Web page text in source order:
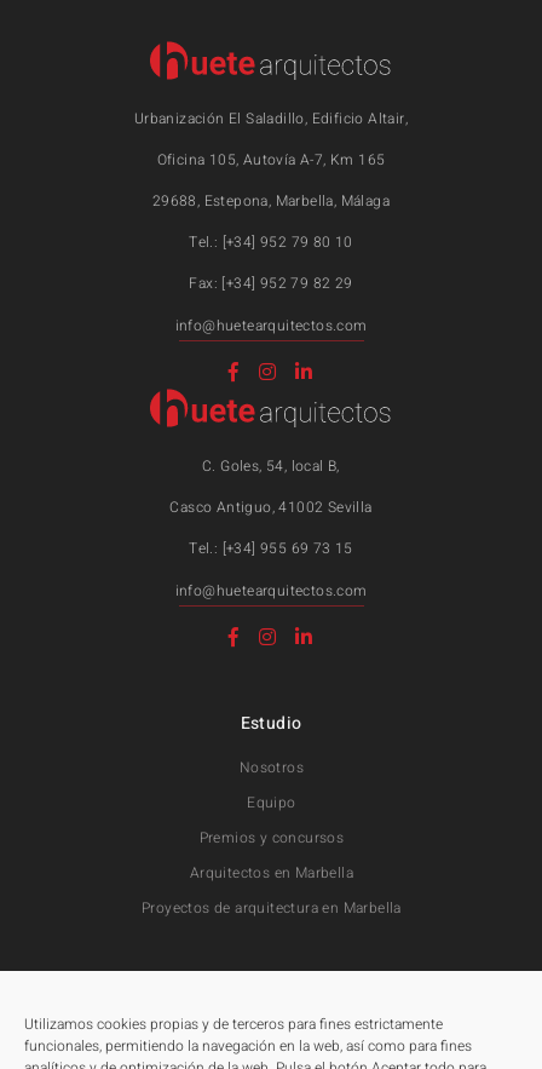
Utilizamos cookies propias y de terceros para fines estrictamente
funcionales, permitiendo la navegación en la web, así como para fines
Urbanización El Saladillo, Edificio Altair,
Oficina 105, Autovía A-7, Km 165
29688, Estepona, Marbella, Málaga
Tel.: [+34] 952 79 80 10
Fax: [+34] 952 79 82 29
info@huetearquitectos.com
C. Goles, 54, local B,
Casco Antiguo, 41002 Sevilla
Tel.: [+34] 955 69 73 15
info@huetearquitectos.com
Estudio
Nosotros
Equipo
Premios y concursos
Arquitectos en Marbella
Proyectos de arquitectura en Marbella
Proyectos
Todos
Residenciales